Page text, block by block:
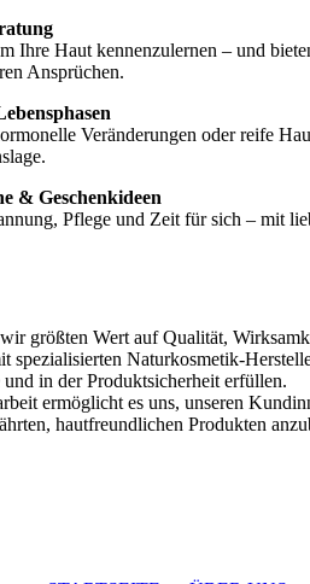
Ihre Haut kennenzulernen – und
Ansprüchen.
Veränderungen oder reife
& Geschenkideen
Pflege und Zeit für sich – mit
größten Wert auf Qualität,
spezialisierten Naturkosmetik-
in der Produktsicherheit erfüllen.
ermöglicht es uns, unseren
hautfreundlichen Produkten